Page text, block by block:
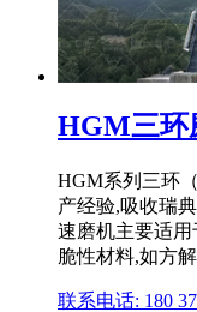
HGM三环
HGM系列三环
产经验,吸收瑞
速磨机主要适
脆性材料,如方
联系电话: 180